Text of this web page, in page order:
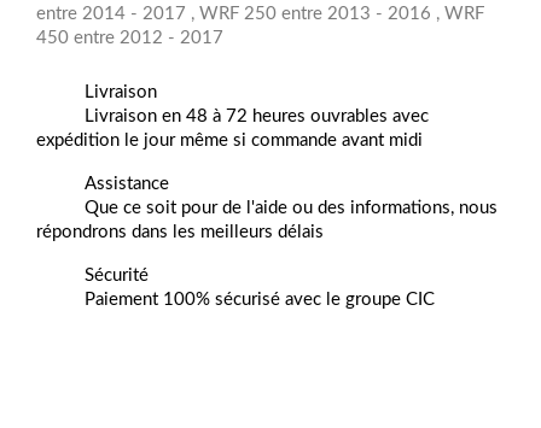
entre 2014 - 2017 , WRF 250 entre 2013 - 2016 , WRF
450 entre 2012 - 2017
Livraison
Livraison en 48 à 72 heures ouvrables avec
expédition le jour même si commande avant midi
Assistance
Que ce soit pour de l'aide ou des informations, nous
répondrons dans les meilleurs délais
Sécurité
Paiement 100% sécurisé avec le groupe CIC